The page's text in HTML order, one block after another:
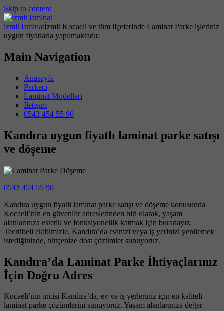
Skip to content
izmit laminatİzmit Kocaeli ve tüm ilçelerinde Laminat Parke işleriniz
uygun fiyatlarla yapılmaktadır.
Main Navigation
Anasayfa
Parkeci
Laminat Modelleri
İletişim
0543 454 55 90
Kandıra uygun fiyatlı laminat parke satışı
ve döşeme
0543 454 55 90
Kandıra uygun fiyatlı laminat parke satışı ve döşeme konusunda
Kocaeli’nin en güvenilir adreslerinden biri olarak, yaşam
alanlarınıza estetik ve fonksiyonellik katmak için buradayız.
Tecrübeli ekibimizle, Kandıra’da evinizi veya iş yerinizi yenilemek
istediğinizde, bütçenize dost çözümler sunuyoruz.
Kandıra’da Laminat Parke İhtiyaçlarınız
İçin Doğru Adres
Kocaeli’nin incisi Kandıra’da, ev ve iş yerleriniz için en kaliteli
laminat parke çözümlerini sunuyoruz. Yaşam alanlarınıza değer